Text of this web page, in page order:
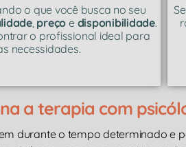
o que você busca no seu
, preço e disponibilidade.
o profissional ideal para
necessidades.
a terapia com
durante o tempo determinado e